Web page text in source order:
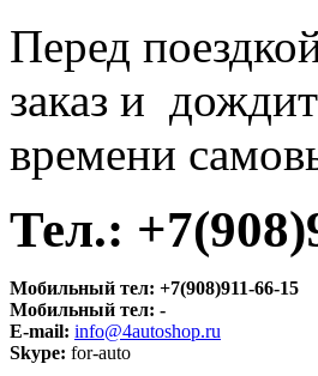
Перед
заказ и
времени
Тел.:
Мобильный тел: +7(908)911-66-15
Мобильный тел: -
E-mail: info@4autoshop.ru
Skype: for-auto